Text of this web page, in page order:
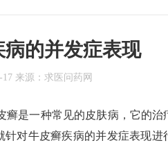
的并发症表现
17 来源： 求医问药网
是一种常见的皮肤病，它的治
对牛皮癣疾病的并发症表现进